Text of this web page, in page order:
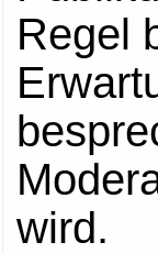
Regel
wird.